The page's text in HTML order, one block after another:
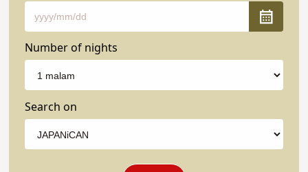
Number of nights
Search on